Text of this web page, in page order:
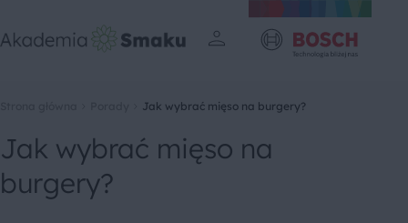
Jak wybrać mięso na burgery?
Jak wybrać mięso na
burgery?